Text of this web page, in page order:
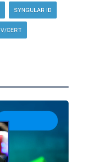
SYNGULAR ID
V/CERT